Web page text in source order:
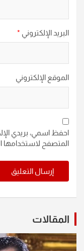
البريد الإلكتروني *
الموقع الإلكتروني
احفظ اسمي، بريدي
المتصفح لاستخدامها
المقالات